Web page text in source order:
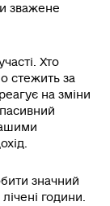
зважене
Хто
стежить за
на зміни
значний
години.